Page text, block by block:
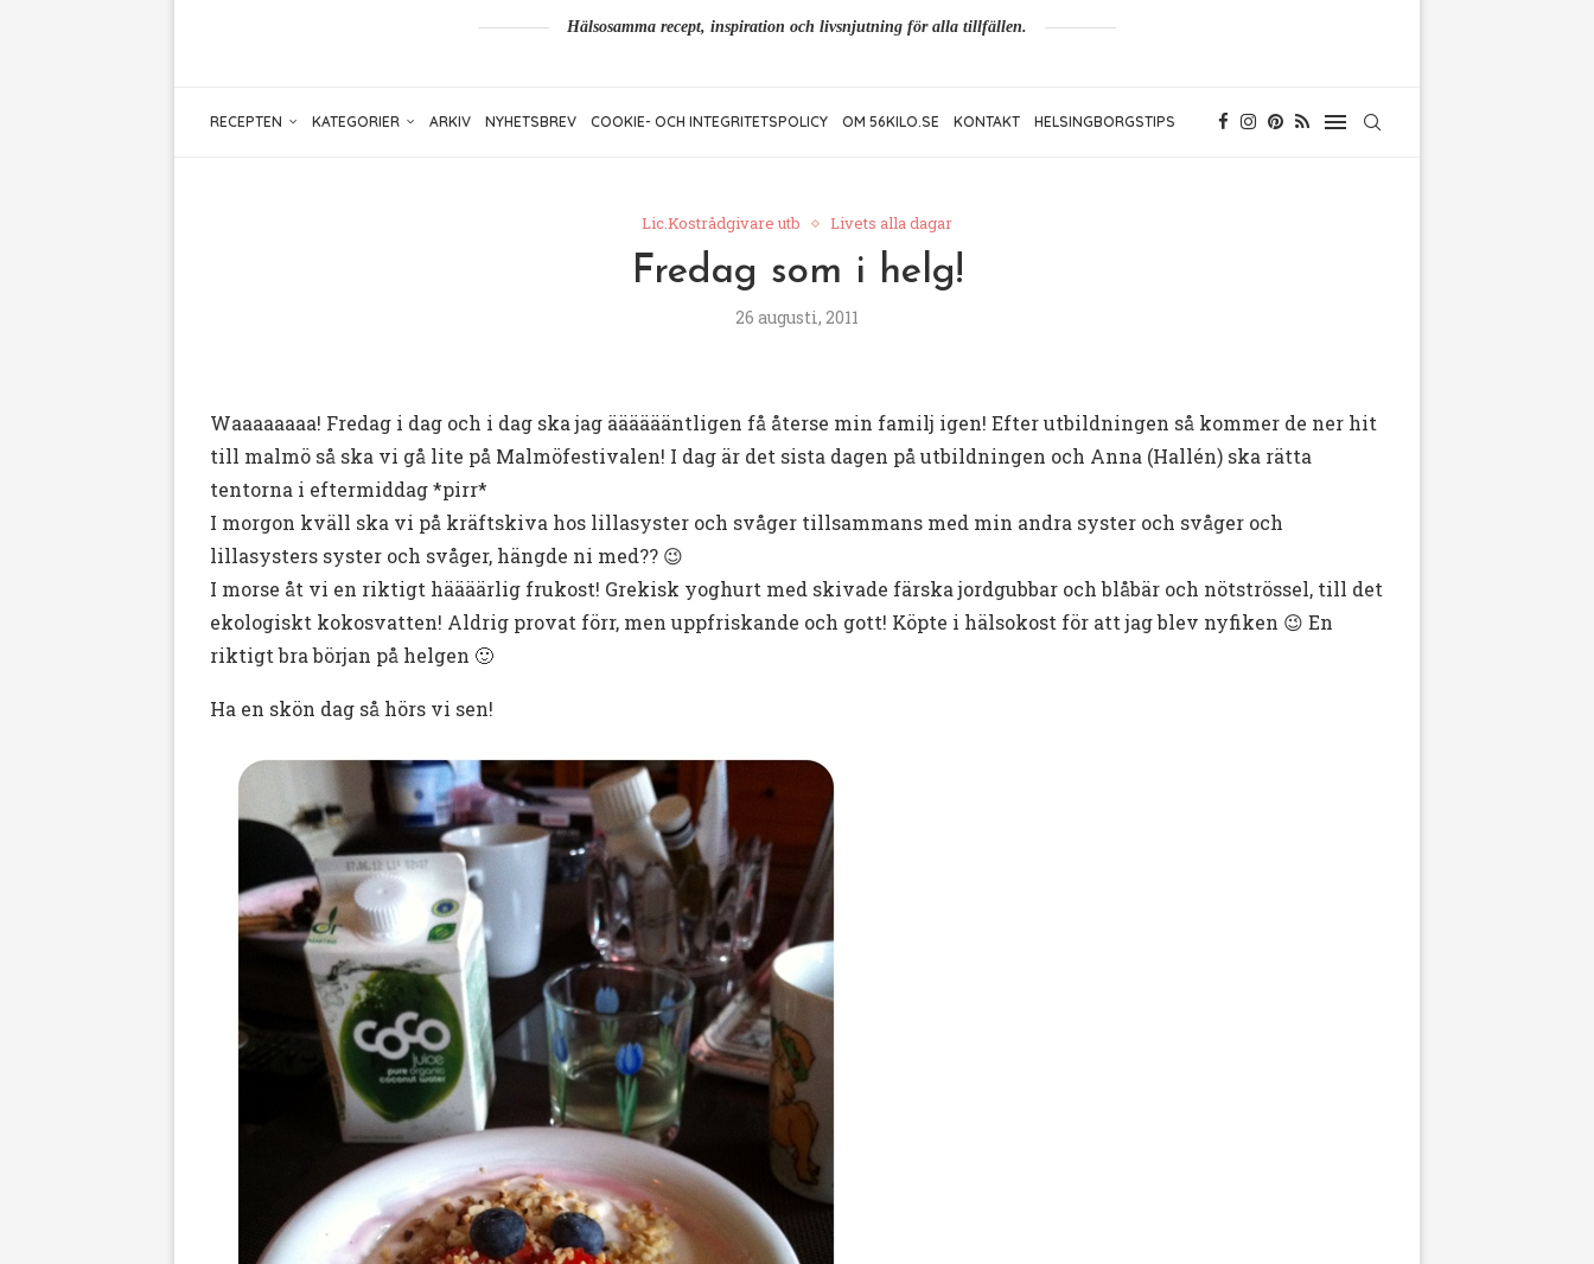
Hälsosamma recept, inspiration och livsnjutning för alla tillfällen.
RECEPTEN KATEGORIER ARKIV NYHETSBREV COOKIE- OCH INTEGRITETSPOLICY OM 56KILO.SE KONTAKT HELSINGBORGSTIPS
Lic.Kostrådgivare utb Livets alla dagar
Fredag som i helg!
26 augusti, 2011
Waaaaaaaa! Fredag i dag och i dag ska jag ääääääntligen få återse min familj igen! Efter utbildningen så kommer de ner hit
till malmö så ska vi gå lite på Malmöfestivalen! I dag är det sista dagen på utbildningen och Anna (Hallén) ska rätta
tentorna i eftermiddag *pirr*
I morgon kväll ska vi på kräftskiva hos lillasyster och svåger tillsammans med min andra syster och svåger och
lillasysters syster och svåger, hängde ni med?? 😉
I morse åt vi en riktigt häääärlig frukost! Grekisk yoghurt med skivade färska jordgubbar och blåbär och nötströssel, till det
ekologiskt kokosvatten! Aldrig provat förr, men uppfriskande och gott! Köpte i hälsokost för att jag blev nyfiken 😉 En
riktigt bra början på helgen 🙂
Ha en skön dag så hörs vi sen!